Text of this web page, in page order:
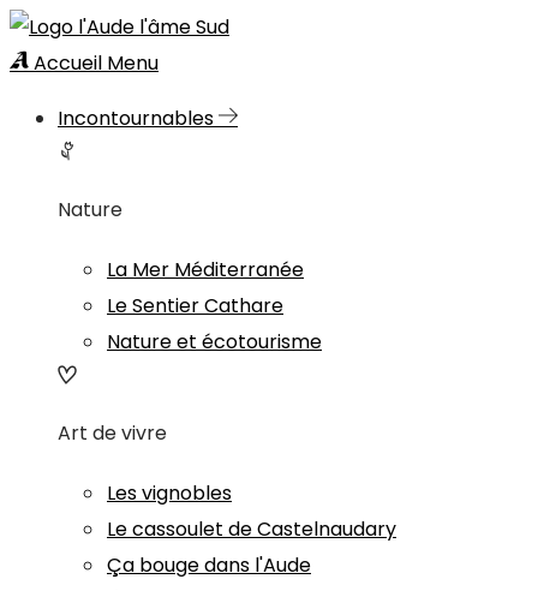
Accueil Menu
Incontournables
Nature
La Mer Méditerranée
Le Sentier Cathare
Nature et écotourisme
Art de vivre
Les vignobles
Le cassoulet de Castelnaudary
Ça bouge dans l'Aude